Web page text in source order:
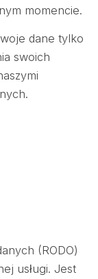
momencie.
dane tylko
swoich
(RODO)
usługi. Jest